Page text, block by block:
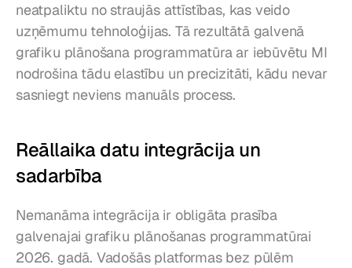
neatpaliktu no straujās attīstības, kas veido
uzņēmumu tehnoloģijas. Tā rezultātā galvenā
grafiku plānošana programmatūra ar iebūvētu MI
nodrošina tādu elastību un precizitāti, kādu nevar
sasniegt neviens manuāls process.
Reāllaika datu integrācija un
sadarbība
Nemanāma integrācija ir obligāta prasība
galvenajai grafiku plānošanas programmatūrai
2026. gadā. Vadošās platformas bez pūlēm